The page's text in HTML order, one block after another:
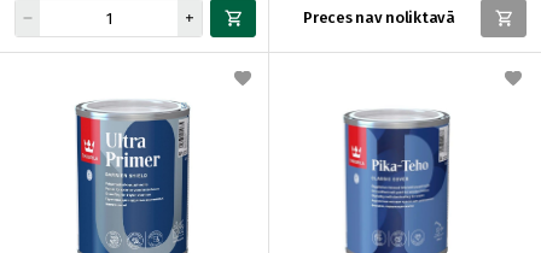
Preces nav noliktavā